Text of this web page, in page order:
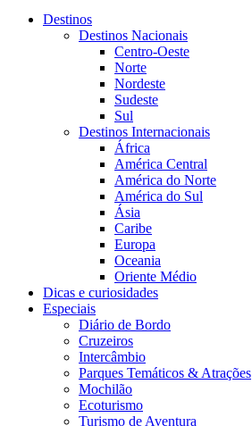
Destinos
Destinos Nacionais
Centro-Oeste
Norte
Nordeste
Sudeste
Sul
Destinos Internacionais
África
América Central
América do Norte
América do Sul
Ásia
Caribe
Europa
Oceania
Oriente Médio
Dicas e curiosidades
Especiais
Diário de Bordo
Cruzeiros
Intercâmbio
Parques Temáticos & Atrações
Mochilão
Ecoturismo
Turismo de Aventura